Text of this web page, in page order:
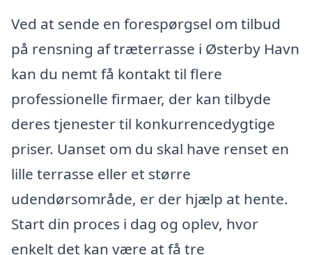
Ved at sende en forespørgsel om tilbud
på rensning af træterrasse i Østerby Havn
kan du nemt få kontakt til flere
professionelle firmaer, der kan tilbyde
deres tjenester til konkurrencedygtige
priser. Uanset om du skal have renset en
lille terrasse eller et større
udendørsområde, er der hjælp at hente.
Start din proces i dag og oplev, hvor
enkelt det kan være at få tre